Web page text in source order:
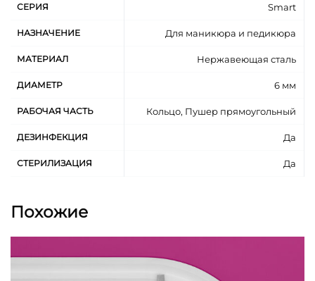
СЕРИЯ Smart
НАЗНАЧЕНИЕ Для маникюра и педикюра
МАТЕРИАЛ Нержавеющая сталь
ДИАМЕТР 6 мм
РАБОЧАЯ ЧАСТЬ Кольцо, Пушер прямоугольный
ДЕЗИНФЕКЦИЯ Да
СТЕРИЛИЗАЦИЯ Да
Похожие